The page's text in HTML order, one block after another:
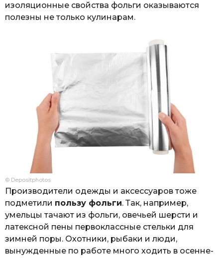
изоляционные свойства фольги оказываются
полезны не только кулинарам.
© Depositphotos
Производители одежды и аксессуаров тоже
подметили пользу фольги. Так, например,
умельцы тачают из фольги, овечьей шерсти и
латексной пены первоклассные стельки для
зимней поры. Охотники, рыбаки и люди,
вынужденные по работе много ходить в осенне-